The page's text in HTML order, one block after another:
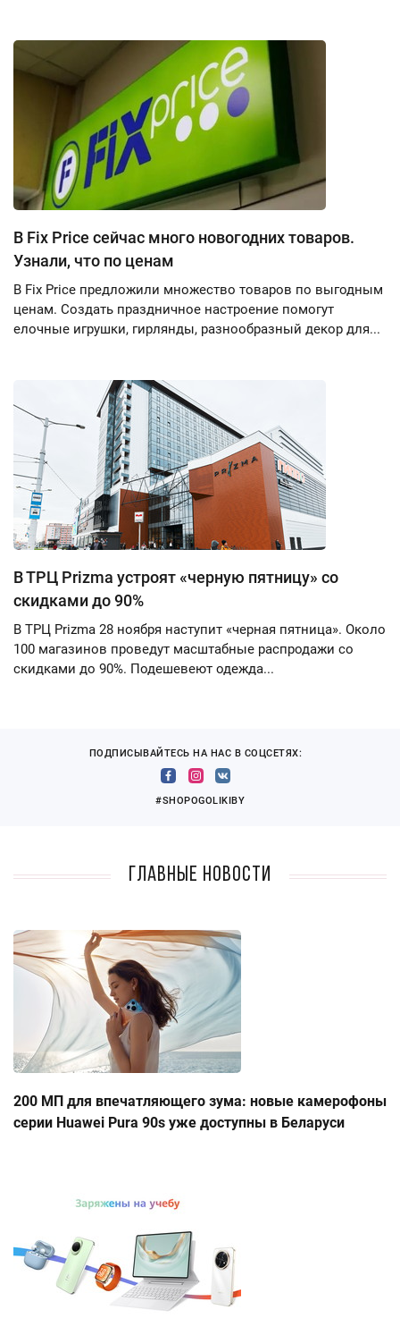
В Fix Price сейчас много новогодних товаров.
Узнали, что по ценам
В Fix Price предложили множество товаров по выгодным
ценам. Создать праздничное настроение помогут
елочные игрушки, гирлянды, разнообразный декор для...
В ТРЦ Prizma устроят «черную пятницу» со
скидками до 90%
В ТРЦ Prizma 28 ноября наступит «черная пятница». Около
100 магазинов проведут масштабные распродажи со
скидками до 90%. Подешевеют одежда...
ПОДПИСЫВАЙТЕСЬ НА НАС В СОЦСЕТЯХ:
#SHOPOGOLIKIBY
Главные новости
200 МП для впечатляющего зума: новые камерофоны
серии Huawei Pura 90s уже доступны в Беларуси